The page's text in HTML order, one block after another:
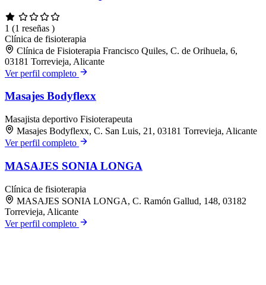
1 (1 reseñas )
Clínica de fisioterapia
Clínica de Fisioterapia Francisco Quiles, C. de Orihuela, 6,
03181 Torrevieja, Alicante
Ver perfil completo
Masajes Bodyflexx
Masajista deportivo Fisioterapeuta
Masajes Bodyflexx, C. San Luis, 21, 03181 Torrevieja, Alicante
Ver perfil completo
MASAJES SONIA LONGA
Clínica de fisioterapia
MASAJES SONIA LONGA, C. Ramón Gallud, 148, 03182
Torrevieja, Alicante
Ver perfil completo